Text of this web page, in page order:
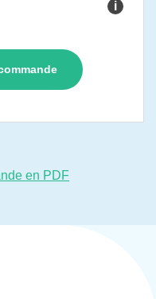
i
en PDF